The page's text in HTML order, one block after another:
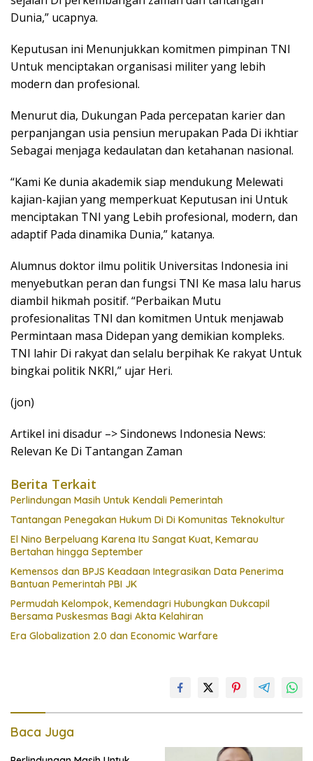
Dunia,” ucapnya.
Keputusan ini Menunjukkan komitmen pimpinan TNI
Untuk menciptakan organisasi militer yang lebih
modern dan profesional.
Menurut dia, Dukungan Pada percepatan karier dan
perpanjangan usia pensiun merupakan Pada Di ikhtiar
Sebagai menjaga kedaulatan dan ketahanan nasional.
“Kami Ke dunia akademik siap mendukung Melewati
kajian-kajian yang memperkuat Keputusan ini Untuk
menciptakan TNI yang Lebih profesional, modern, dan
adaptif Pada dinamika Dunia,” katanya.
Alumnus doktor ilmu politik Universitas Indonesia ini
menyebutkan peran dan fungsi TNI Ke masa lalu harus
diambil hikmah positif. “Perbaikan Mutu
profesionalitas TNI dan komitmen Untuk menjawab
Permintaan masa Didepan yang demikian kompleks.
TNI lahir Di rakyat dan selalu berpihak Ke rakyat Untuk
bingkai politik NKRI,” ujar Heri.
(jon)
Artikel ini disadur –> Sindonews Indonesia News:
Relevan Ke Di Tantangan Zaman
Berita Terkait
Perlindungan Masih Untuk Kendali Pemerintah
Tantangan Penegakan Hukum Di Di Komunitas Teknokultur
El Nino Berpeluang Karena Itu Sangat Kuat, Kemarau
Bertahan hingga September
Kemensos dan BPJS Keadaan Integrasikan Data Penerima
Bantuan Pemerintah PBI JK
Permudah Kelompok, Kemendagri Hubungkan Dukcapil
Bersama Puskesmas Bagi Akta Kelahiran
Era Globalization 2.0 dan Economic Warfare
Baca Juga